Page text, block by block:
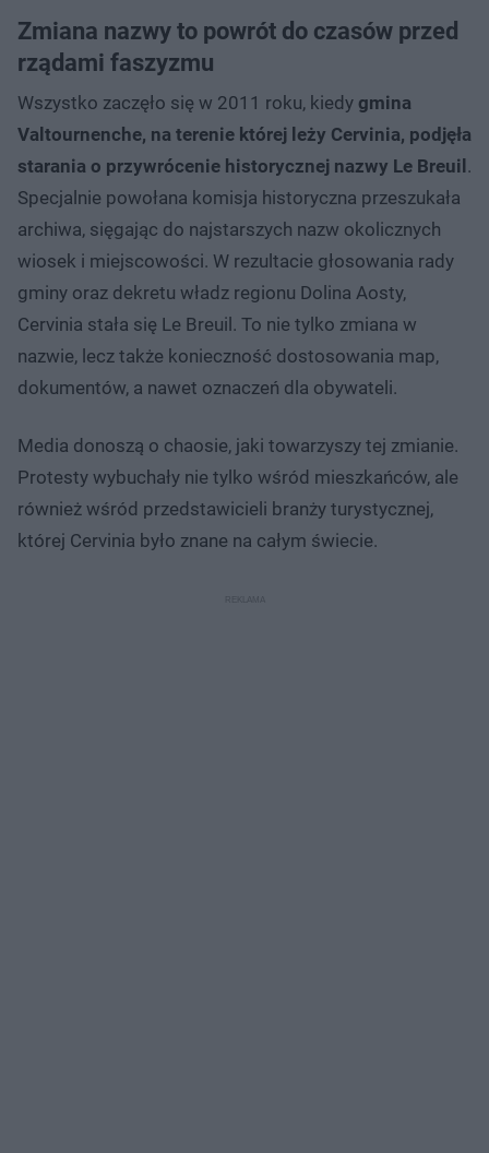
Zmiana nazwy to powrót do czasów przed
rządami faszyzmu
Wszystko zaczęło się w 2011 roku, kiedy gmina
Valtournenche, na terenie której leży Cervinia, podjęła
starania o przywrócenie historycznej nazwy Le Breuil.
Specjalnie powołana komisja historyczna przeszukała
archiwa, sięgając do najstarszych nazw okolicznych
wiosek i miejscowości. W rezultacie głosowania rady
gminy oraz dekretu władz regionu Dolina Aosty,
Cervinia stała się Le Breuil. To nie tylko zmiana w
nazwie, lecz także konieczność dostosowania map,
dokumentów, a nawet oznaczeń dla obywateli.
Media donoszą o chaosie, jaki towarzyszy tej zmianie.
Protesty wybuchały nie tylko wśród mieszkańców, ale
również wśród przedstawicieli branży turystycznej,
której Cervinia było znane na całym świecie.